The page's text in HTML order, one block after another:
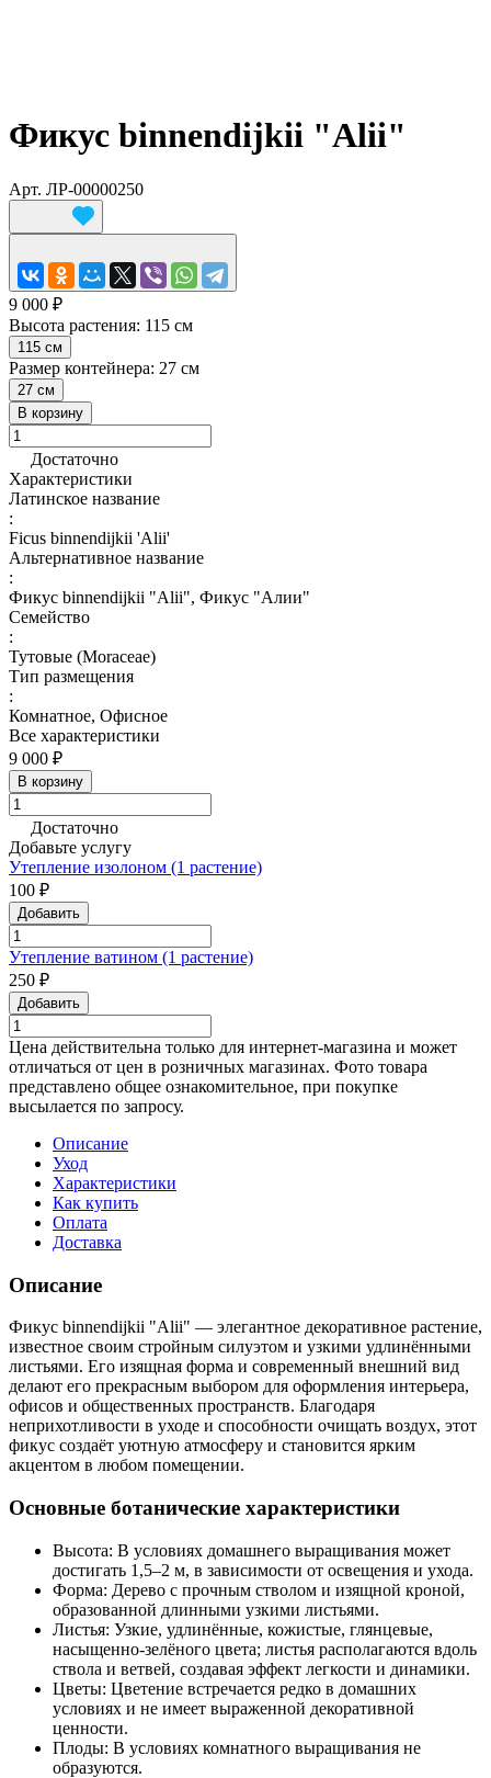
Фикус binnendijkii "Alii"
Арт. ЛР-00000250
9 000 ₽
Высота растения: 115 см
115 см
Размер контейнера: 27 см
27 см
В корзину
Достаточно
Характеристики
Латинское название
:
Ficus binnendijkii 'Alii'
Альтернативное название
:
Фикус binnendijkii "Alii", Фикус "Алии"
Семейство
:
Тутовые (Moraceae)
Тип размещения
:
Комнатное, Офисное
Все характеристики
9 000 ₽
В корзину
Достаточно
Добавьте услугу
Утепление изолоном (1 растение)
100 ₽
Добавить
Утепление ватином (1 растение)
250 ₽
Добавить
Цена действительна только для интернет-магазина и может
отличаться от цен в розничных магазинах. Фото товара
представлено общее ознакомительное, при покупке
высылается по запросу.
Описание
Уход
Характеристики
Как купить
Оплата
Доставка
Описание
Фикус binnendijkii "Alii" — элегантное декоративное растение,
известное своим стройным силуэтом и узкими удлинёнными
листьями. Его изящная форма и современный внешний вид
делают его прекрасным выбором для оформления интерьера,
офисов и общественных пространств. Благодаря
неприхотливости в уходе и способности очищать воздух, этот
фикус создаёт уютную атмосферу и становится ярким
акцентом в любом помещении.
Основные ботанические характеристики
Высота: В условиях домашнего выращивания может
достигать 1,5–2 м, в зависимости от освещения и ухода.
Форма: Дерево с прочным стволом и изящной кроной,
образованной длинными узкими листьями.
Листья: Узкие, удлинённые, кожистые, глянцевые,
насыщенно-зелёного цвета; листья располагаются вдоль
ствола и ветвей, создавая эффект легкости и динамики.
Цветы: Цветение встречается редко в домашних
условиях и не имеет выраженной декоративной
ценности.
Плоды: В условиях комнатного выращивания не
образуются.